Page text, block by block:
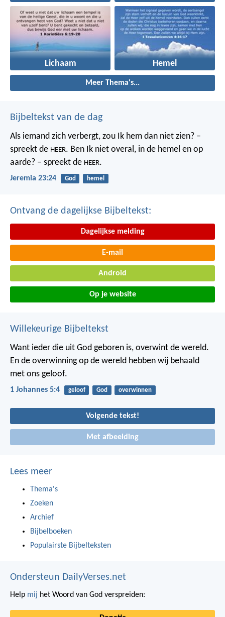
Lichaam Hemel
Meer Thema's...
Bijbeltekst van de dag
Als iemand zich verbergt, zou Ik hem dan niet zien? –
spreekt de HEER. Ben Ik niet overal, in de hemel en op
aarde? – spreekt de HEER.
Jeremia 23:24 God hemel
Ontvang de dagelijkse Bijbeltekst:
Dagelijkse melding
E-mail
Android
Op je website
Willekeurige Bijbeltekst
Want ieder die uit God geboren is, overwint de wereld.
En de overwinning op de wereld hebben wij behaald
met ons geloof.
1 Johannes 5:4 geloof God overwinnen
Volgende tekst!
Met afbeelding
Lees meer
Thema's
Zoeken
Archief
Bijbelboeken
Populairste Bijbelteksten
Ondersteun DailyVerses.net
Help mij het Woord van God verspreiden: